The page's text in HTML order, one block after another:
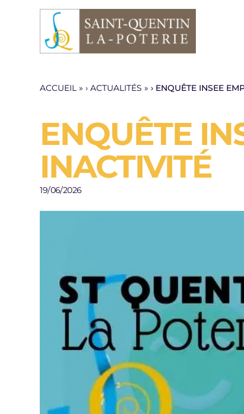
ACCUEIL» ACTUALITÉS » ENQUÊTE INSEE
ENQUÊTE
INACTIVITÉ
19/06/2026